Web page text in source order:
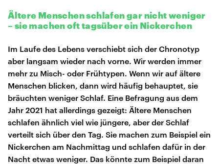
Ältere Menschen schlafen gar nicht weniger
– sie machen oft tagsüber ein Nickerchen
Im Laufe des Lebens verschiebt sich der Chronotyp
aber langsam wieder nach vorne. Wir werden immer
mehr zu Misch- oder Frühtypen. Wenn wir auf ältere
Menschen blicken, dann wird häufig behauptet, sie
bräuchten weniger Schlaf. Eine Befragung aus dem
Jahr 2021 hat allerdings gezeigt: Ältere Menschen
schlafen ähnlich viel wie jüngere, aber der Schlaf
verteilt sich über den Tag. Sie machen zum Beispiel ein
Nickerchen am Nachmittag und schlafen dafür in der
Nacht etwas weniger. Das könnte zum Beispiel daran